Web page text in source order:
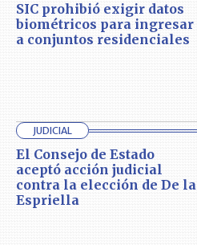
SIC prohibió exigir datos
biométricos para ingresar
a conjuntos residenciales
JUDICIAL
El Consejo de Estado
aceptó acción judicial
contra la elección de De la
Espriella